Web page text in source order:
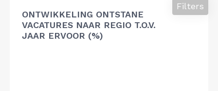
ONTWIKKELING ONTSTANE
VACATURES NAAR REGIO T.O.V.
JAAR ERVOOR (%)
Filters